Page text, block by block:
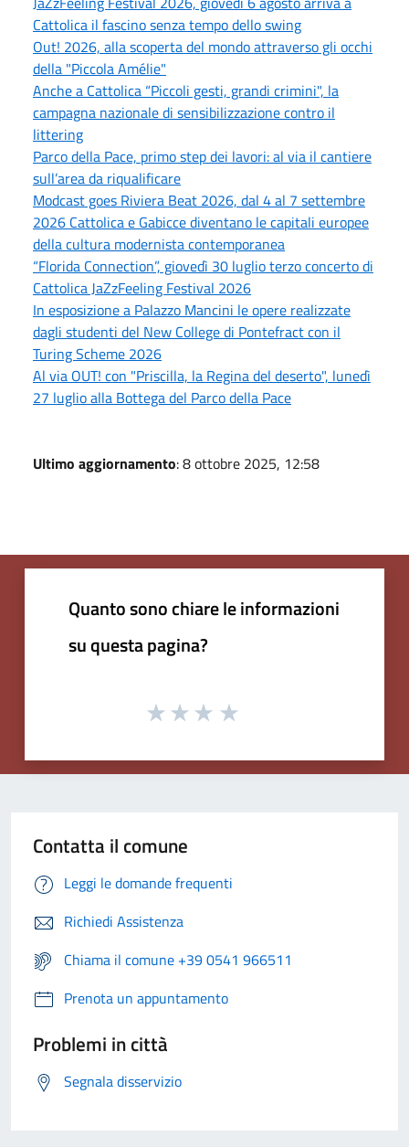
Cattolica il fascino senza tempo dello swing
Out! 2026, alla scoperta del mondo attraverso gli occhi
della "Piccola Amélie"
Anche a Cattolica “Piccoli gesti, grandi crimini", la
campagna nazionale di sensibilizzazione contro il
littering
Parco della Pace, primo step dei lavori: al via il cantiere
sull’area da riqualificare
Modcast goes Riviera Beat 2026, dal 4 al 7 settembre
2026 Cattolica e Gabicce diventano le capitali europee
della cultura modernista contemporanea
“Florida Connection”, giovedì 30 luglio terzo concerto di
Cattolica JaZzFeeling Festival 2026
In esposizione a Palazzo Mancini le opere realizzate
dagli studenti del New College di Pontefract con il
Turing Scheme 2026
Al via OUT! con "Priscilla, la Regina del deserto", lunedì
27 luglio alla Bottega del Parco della Pace
Ultimo aggiornamento: 8 ottobre 2025, 12:58
Quanto sono chiare le informazioni
su questa pagina?
Contatta il comune
Leggi le domande frequenti
Richiedi Assistenza
Chiama il comune +39 0541 966511
Prenota un appuntamento
Problemi in città
Segnala disservizio